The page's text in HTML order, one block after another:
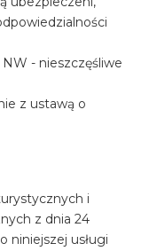
- nieszczęśliwe
z ustawą o
i
z dnia 24
niniejszej usługi